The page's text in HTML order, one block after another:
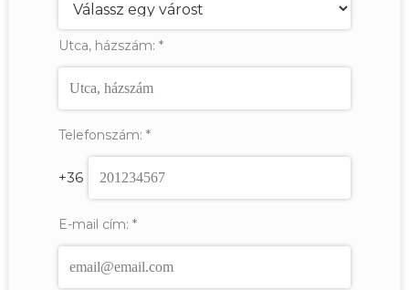
Utca, házszám: *
Telefonszám: *
+36
E-mail cím: *